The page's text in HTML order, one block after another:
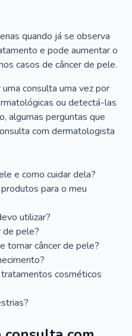
quando já se observa
e pode aumentar o
casos de câncer de pele.
consulta uma vez por
ou detectá-las
algumas perguntas que
com dermatologista
e como cuidar dela?
para o meu
utilizar?
de pele?
tornar câncer de pele?
cosméticos